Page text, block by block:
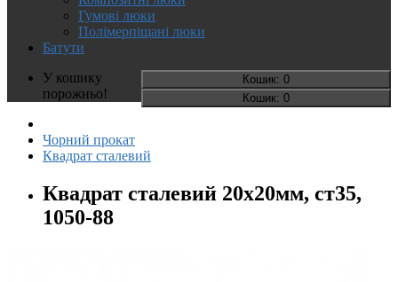
Гумові люки
Полімерпіщані люки
Батути
Кошик: 0
Кошик: 0
У кошику
порожньо!
Чорний прокат
Квадрат сталевий
Квадрат сталевий 20х20мм, ст35,
1050-88